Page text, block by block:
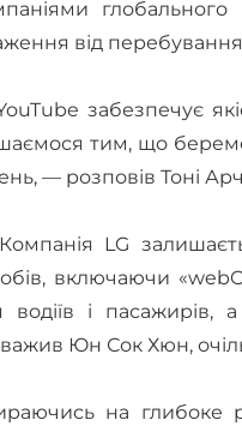
від
забезпечує
тим, що беремо
— розповів Тоні
LG
включаючи
водіїв і пасажирів,
Юн Сок Хюн,
на глибоке